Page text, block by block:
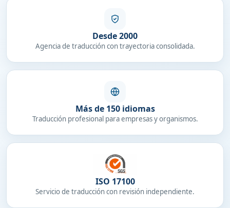
Desde 2000
Agencia de traducción con trayectoria consolidada.
Más de 150 idiomas
Traducción profesional para empresas y organismos.
ISO 17100
Servicio de traducción con revisión independiente.